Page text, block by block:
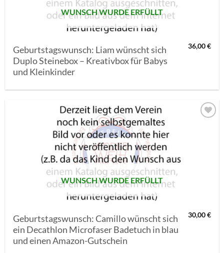
WUNSCH WURDE ERFÜLLT
Geburtstagswunsch: Liam wünscht sich
Duplo Steinebox – Kreativbox für Babys
und Kleinkinder
36,00€
WUNSCH WURDE ERFÜLLT
Geburtstagswunsch: Camillo wünscht sich
ein Decathlon Microfaser Badetuch in blau
und einen Amazon-Gutschein
30,00€